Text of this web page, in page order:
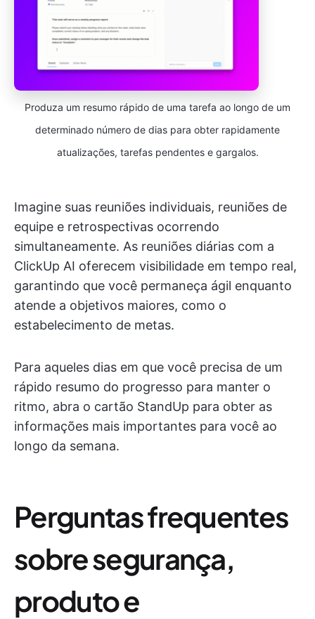
Produza um resumo rápido de uma tarefa ao longo de um
determinado número de dias para obter rapidamente
atualizações, tarefas pendentes e gargalos.
Imagine suas reuniões individuais, reuniões de
equipe e retrospectivas ocorrendo
simultaneamente. As reuniões diárias com a
ClickUp AI oferecem visibilidade em tempo real,
garantindo que você permaneça ágil enquanto
atende a objetivos maiores, como o
estabelecimento de metas.
Para aqueles dias em que você precisa de um
rápido resumo do progresso para manter o
ritmo, abra o cartão StandUp para obter as
informações mais importantes para você ao
longo da semana.
Perguntas frequentes
sobre segurança,
produto e